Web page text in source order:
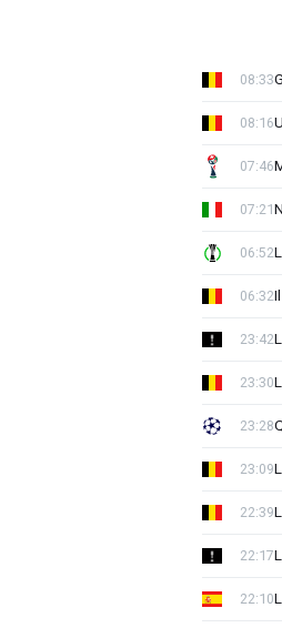
08:33
08:16
07:46
07:21
06:52
06:32
23:42
23:30
23:28
23:09
22:39
22:17
22:10